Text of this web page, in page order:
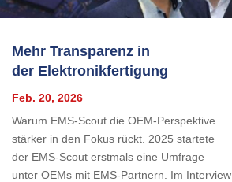
Mehr Transparenz in
der Elektronikfertigung
Feb. 20, 2026
Warum EMS-Scout die OEM-Perspektive
stärker in den Fokus rückt. 2025 startete
der EMS-Scout erstmals eine Umfrage
unter OEMs mit EMS-Partnern. Im Interview